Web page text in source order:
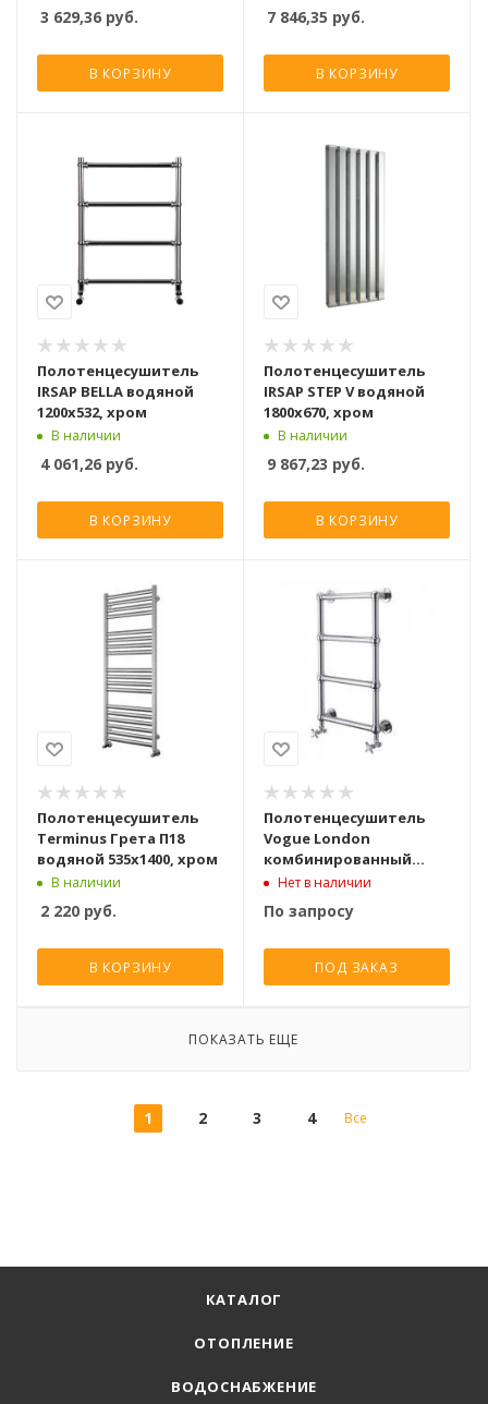
3 629,36 руб.
В КОРЗИНУ
7 846,35 руб.
В КОРЗИНУ
Полотенцесушитель
IRSAP BELLA водяной
1200x532, хром
В наличии
4 061,26 руб.
В КОРЗИНУ
Полотенцесушитель
IRSAP STEP V водяной
1800x670, хром
В наличии
9 867,23 руб.
В КОРЗИНУ
Полотенцесушитель
Terminus Грета П18
водяной 535х1400, хром
В наличии
2 220 руб.
В КОРЗИНУ
Полотенцесушитель
Vogue London
комбинированный
750x500, хром
Нет в наличии
По запросу
ПОД ЗАКАЗ
ПОКАЗАТЬ ЕЩЕ
1 2 3 4 Все
КАТАЛОГ
ОТОПЛЕНИЕ
ВОДОСНАБЖЕНИЕ